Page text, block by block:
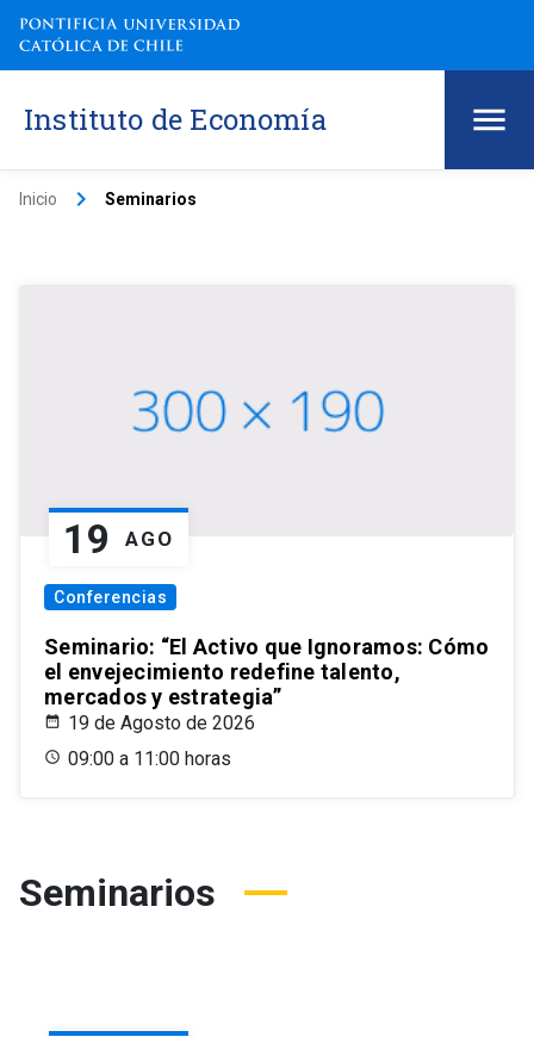
Instituto de Economía
Inicio keyboard_arrow_right Seminarios
19 AGO
Conferencias
Seminario: “El Activo que Ignoramos: Cómo
el envejecimiento redefine talento,
mercados y estrategia”
19 de Agosto de 2026
09:00 a 11:00 horas
Seminarios